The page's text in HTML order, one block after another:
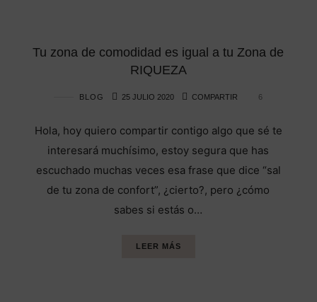
Tu zona de comodidad es igual a tu Zona de
RIQUEZA
BLOG 25 JULIO 2020 COMPARTIR 6
Hola, hoy quiero compartir contigo algo que sé te
interesará muchísimo, estoy segura que has
escuchado muchas veces esa frase que dice “sal
de tu zona de confort”, ¿cierto?, pero ¿cómo
sabes si estás o…
LEER MÁS